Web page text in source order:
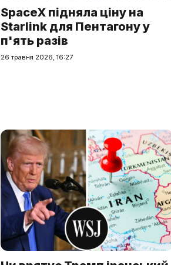
SpaceX підняла ціну на
Starlink для Пентагону у
п'ять разів
26 травня 2026, 16:27